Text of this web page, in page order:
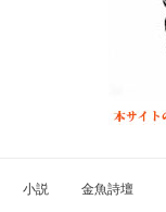
小説 金魚詩壇